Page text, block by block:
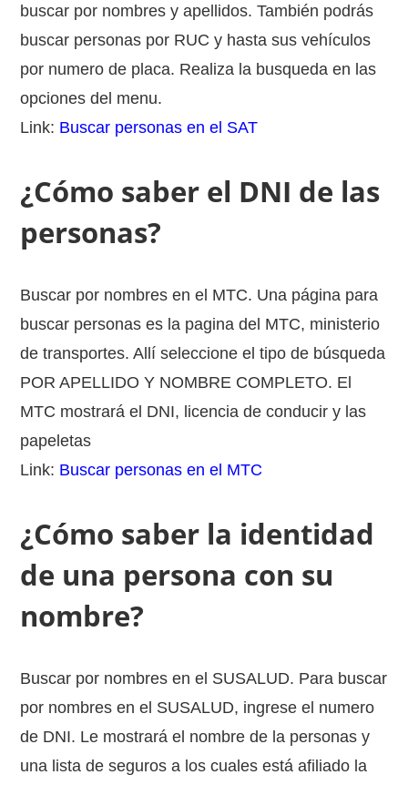
buscar por nombres y apellidos. También podrás
buscar personas por RUC y hasta sus vehículos
por numero de placa. Realiza la busqueda en las
opciones del menu.
Link: Buscar personas en el SAT
¿Cómo saber el DNI de las
personas?
Buscar por nombres en el MTC. Una página para
buscar personas es la pagina del MTC, ministerio
de transportes. Allí seleccione el tipo de búsqueda
POR APELLIDO Y NOMBRE COMPLETO. El
MTC mostrará el DNI, licencia de conducir y las
papeletas
Link: Buscar personas en el MTC
¿Cómo saber la identidad
de una persona con su
nombre?
Buscar por nombres en el SUSALUD. Para buscar
por nombres en el SUSALUD, ingrese el numero
de DNI. Le mostrará el nombre de la personas y
una lista de seguros a los cuales está afiliado la